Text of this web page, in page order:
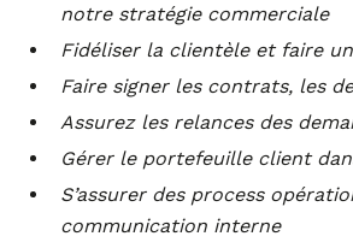
notre stratégie commerciale
Fidéliser la clientèle et faire
Faire signer les contrats, les
Assurez les relances des
Gérer le portefeuille client
S’assurer des process
communication interne